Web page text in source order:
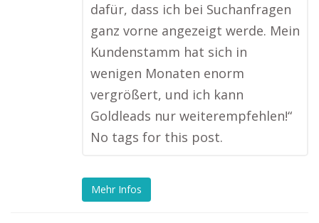
dafür, dass ich bei Suchanfragen
ganz vorne angezeigt werde. Mein
Kundenstamm hat sich in
wenigen Monaten enorm
vergrößert, und ich kann
Goldleads nur weiterempfehlen!“
No tags for this post.
Mehr Infos